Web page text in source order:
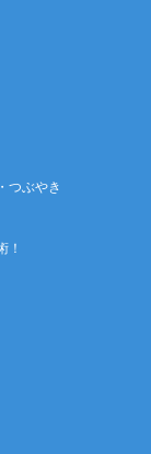
つぶやき
！